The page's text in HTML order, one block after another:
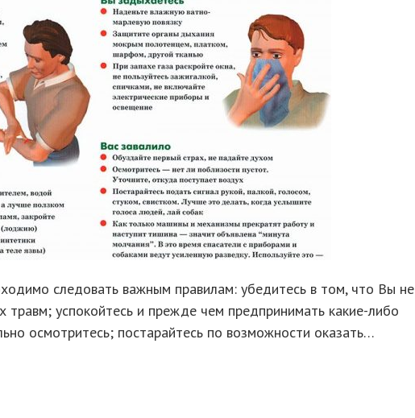
следовать важным правилам: убедитесь в том, что Вы не
травм; успокойтесь и прежде чем предпринимать какие-либо
осмотритесь; постарайтесь по возможности оказать…